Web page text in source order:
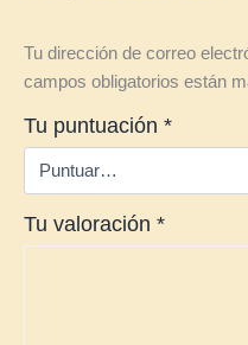
Tu dirección de correo
campos obligatorios están
Tu puntuación *
Tu valoración *